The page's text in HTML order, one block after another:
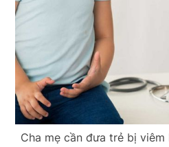
Cha mẹ cần đưa trẻ bị